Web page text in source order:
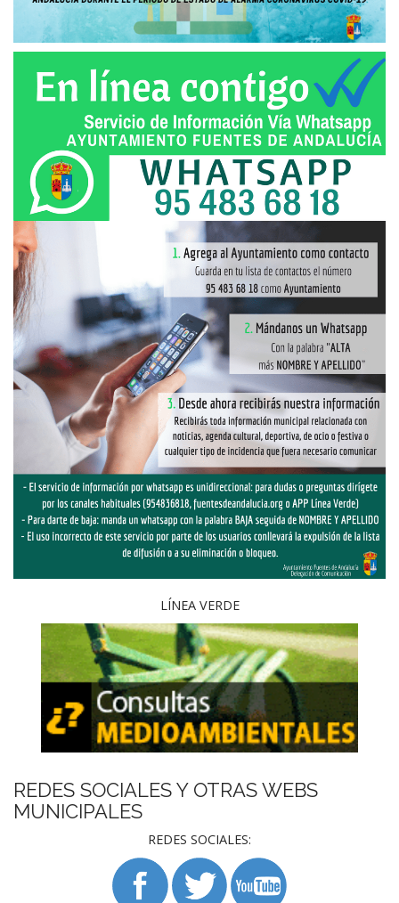
LÍNEA VERDE
REDES SOCIALES Y OTRAS WEBS
MUNICIPALES
REDES SOCIALES: